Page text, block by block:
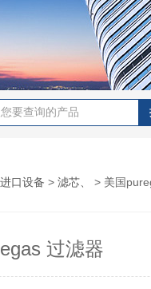
进口设备 > 滤芯、 > 美国
过滤器